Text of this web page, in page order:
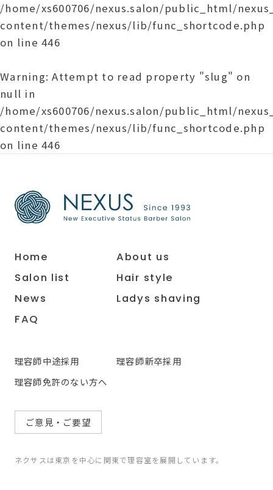
/home/xs600706/nexus.salon/public_html/
content/themes/nexus/lib/func_shortcode.php
on line446
Warning: Attempt to read property "slug" on
null in
/home/xs600706/nexus.salon/public_html/
content/themes/nexus/lib/func_shortcode.php
on line446
Home
About us
Salon list
Hair style
News
Ladys shaving
FAQ
理容師中途採用
理容師新卒採用
理容師免許のない方へ
ご意見・ご要望
ネクサスは東京を中心に関東で理容室を展開しています。